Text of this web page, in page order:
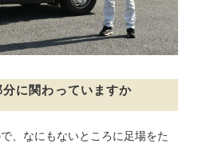
に関わっていますか
、なにもないところに足場をた